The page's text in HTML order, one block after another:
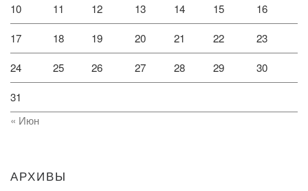
10 11 12 13 14 15 16
17 18 19 20 21 22 23
24 25 26 27 28 29 30
31
« Июн
АРХИВЫ